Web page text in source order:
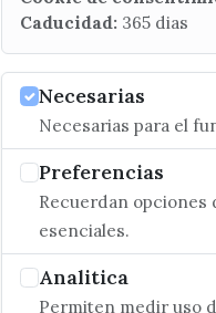
Caducidad: 365 dias
Necesarias
Necesarias para el
Preferencias
Recuerdan opciones
esenciales.
Analitica
Permiten medir uso